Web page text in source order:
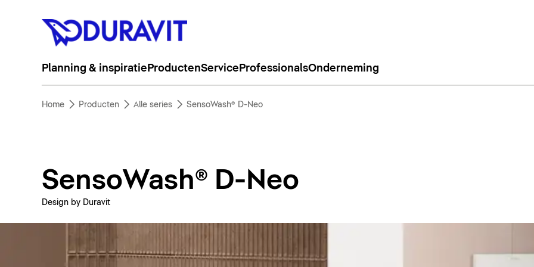
Planning & inspiratie ProductenService ProfessionalsOnderneming
Home Producten Alle series SensoWash® D-Neo
SensoWash® D-Neo
Design by Duravit